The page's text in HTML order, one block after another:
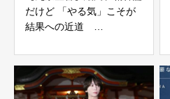
だけど 「やる気」こそが
結果への近道